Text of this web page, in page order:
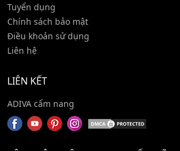
Tuyển dụng
Chính sách bảo mật
Điều khoản sử dụng
Liên hệ
LIÊN KẾT
ADIVA cẩm nang